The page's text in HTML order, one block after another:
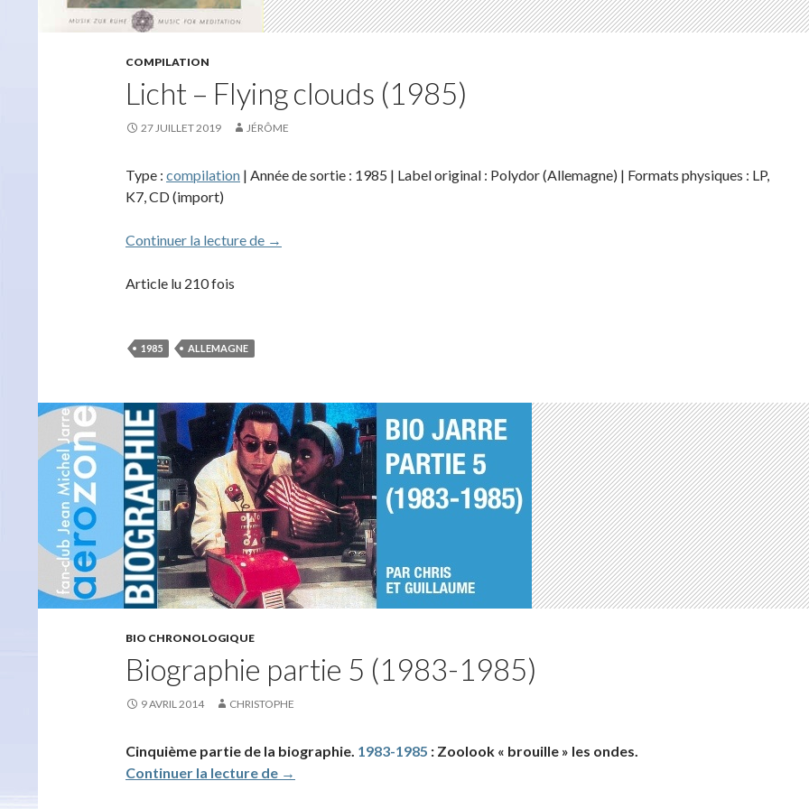
COMPILATION
Licht – Flying clouds (1985)
27 JUILLET 2019 JÉRÔME
Type : compilation | Année de sortie : 1985 | Label original : Polydor (Allemagne) | Formats physiques : LP,
K7, CD (import)
Continuer la lecture de Licht – Flying clouds (1985)
→
Article lu 210 fois
1985 ALLEMAGNE
BIO CHRONOLOGIQUE
Biographie partie 5 (1983-1985)
9 AVRIL 2014 CHRISTOPHE
Cinquième partie de la biographie. 1983-1985 : Zoolook « brouille » les ondes.
Continuer la lecture de Biographie partie 5 (1983-1985)
→